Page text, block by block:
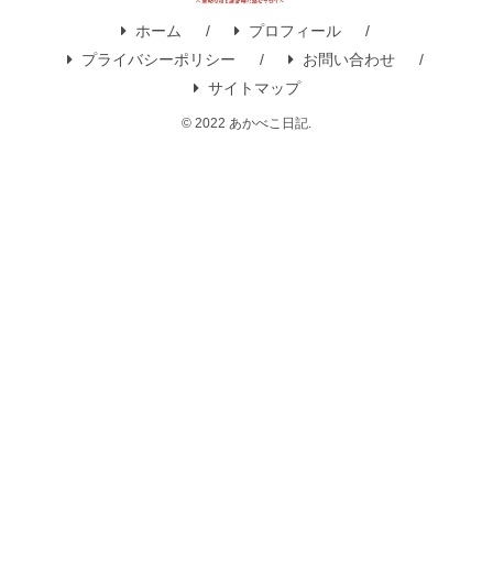
ホーム
プロフィール
プライバシーポリシー
お問い合わせ
サイトマップ
© 2022 あかべこ日記.